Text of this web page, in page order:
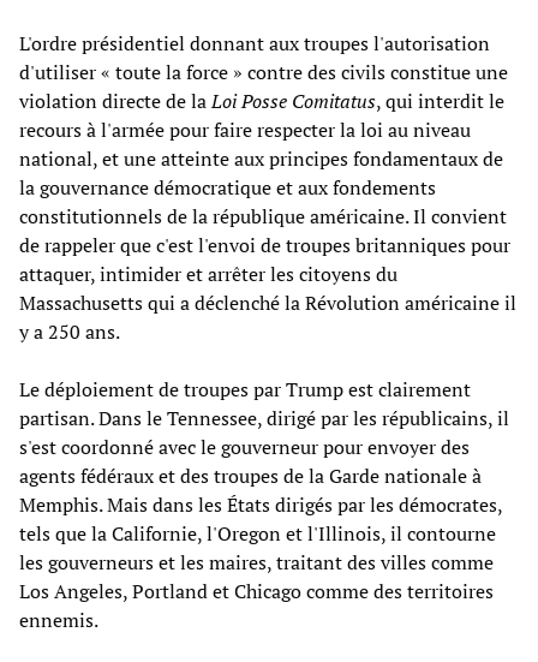
L'ordre présidentiel donnant aux troupes l'autorisation
d'utiliser « toute la force » contre des civils constitue une
violation directe de laLoi Posse Comitatus, qui interdit le
recours à l'armée pour faire respecter la loi au niveau
national, et une atteinte aux principes fondamentaux de
la gouvernance démocratique et aux fondements
constitutionnels de la république américaine. Il convient
de rappeler que c'est l'envoi de troupes britanniques pour
attaquer, intimider et arrêter les citoyens du
Massachusetts qui a déclenché la Révolution américaine il
y a 250 ans.
Le déploiement de troupes par Trump est clairement
partisan. Dans le Tennessee, dirigé par les républicains, il
s'est coordonné avec le gouverneur pour envoyer des
agents fédéraux et des troupes de la Garde nationale à
Memphis. Mais dans les États dirigés par les démocrates,
tels que la Californie, l'Oregon et l'Illinois, il contourne
les gouverneurs et les maires, traitant des villes comme
Los Angeles, Portland et Chicago comme des territoires
ennemis.